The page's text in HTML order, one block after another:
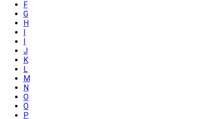
F
G
H
I
İ
J
K
L
M
N
O
Ö
P